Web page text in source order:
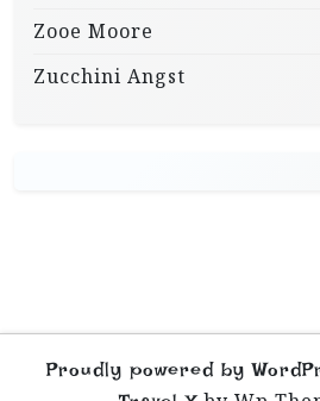
Zooe Moore
Zucchini Angst
Proudly powered by